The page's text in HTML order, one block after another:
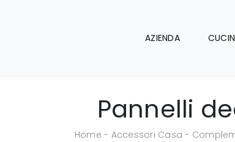
AZIENDA
Pannelli
Home - Accessori Casa -